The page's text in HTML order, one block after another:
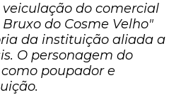
veiculação do comercial
Bruxo do Cosme Velho"
da instituição aliada a
O personagem do
poupador e